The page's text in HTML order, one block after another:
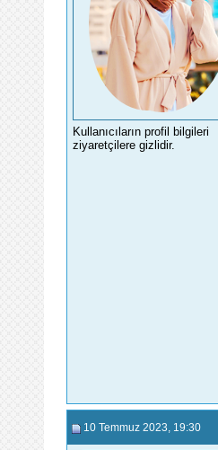
Kullanıcıların profil bilgileri
ziyaretçilere gizlidir.
10 Temmuz 2023 , 19:30